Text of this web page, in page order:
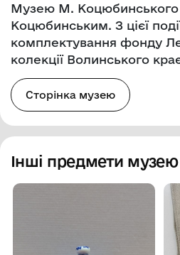
Музею М.
Коцюбинським. З цієї
комплектування фонду
колекції Волинського
Сторінка музею
Інші предмети музею